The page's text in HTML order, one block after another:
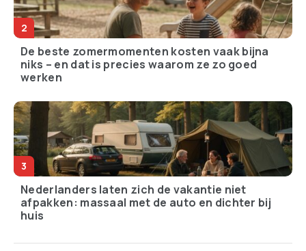
De beste zomermomenten kosten vaak bijna
niks – en dat is precies waarom ze zo goed
werken
Nederlanders laten zich de vakantie niet
afpakken: massaal met de auto en dichter bij
huis